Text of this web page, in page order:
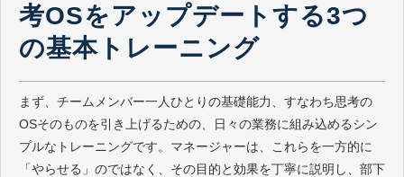
考OSをアップデートする3つ
の基本トレーニング
まず、チームメンバー一人ひとりの基礎能力、すなわち思考の
OSそのものを引き上げるための、日々の業務に組み込めるシン
プルなトレーニングです。マネージャーは、これらを一方的に
「やらせる」のではなく、その目的と効果を丁寧に説明し、部下